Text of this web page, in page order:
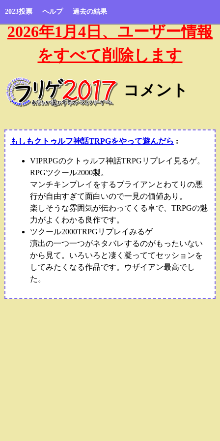
2023投票 ヘルプ 過去の結果
2026年1月4日、ユーザー情報
をすべて削除します
コメント
もしもクトゥルフ神話TRPGをやって遊んだら :
VIPRPGのクトゥルフ神話TRPGリプレイ見るゲ。
RPGツクール2000製。
マンチキンプレイをするブライアンとわてりの悪
行が自由すぎて面白いので一見の価値あり。
楽しそうな雰囲気が伝わってくる卓で、TRPGの魅
力がよくわかる良作です。
ツクール2000TRPGリプレイみるゲ
演出の一つ一つがネタバレするのがもったいない
から見て。いろいろと凄く凝っててセッションを
してみたくなる作品です。ウザイアン最高でし
た。